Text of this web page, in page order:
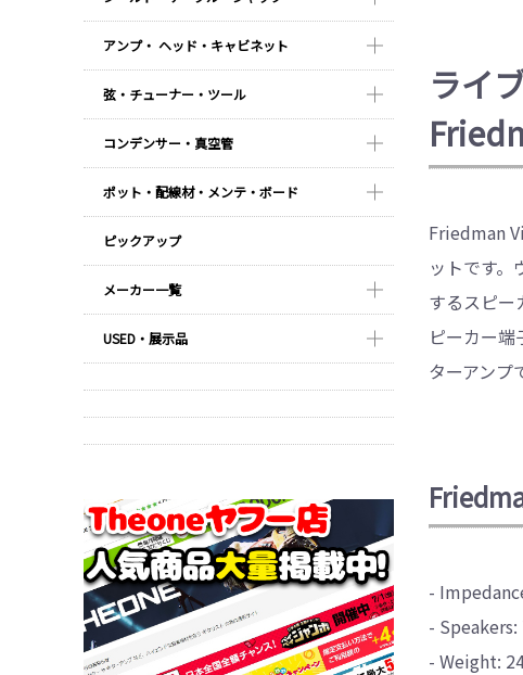
アンプ・ ヘッド・キャビネット
弦・チューナー・ツール
コンデンサー・真空管
ポット・配線材・メンテ・ボード
ピックアップ
メーカー一覧
USED・展示品
ライ
Friedman
ットです
するスピ
ピーカー
ターアンプ
-
-
- Weight: